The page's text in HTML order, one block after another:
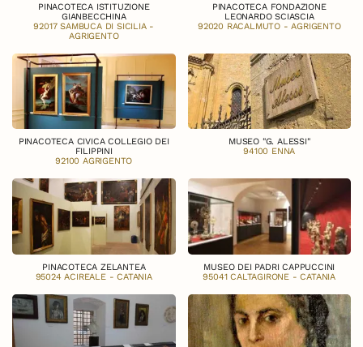
PINACOTECA ISTITUZIONE
GIANBECCHINA
92017 SAMBUCA DI SICILIA -
AGRIGENTO
PINACOTECA FONDAZIONE
LEONARDO SCIASCIA
92020 RACALMUTO - AGRIGENTO
PINACOTECA CIVICA COLLEGIO DEI
FILIPPINI
92100 AGRIGENTO
MUSEO "G. ALESSI"
94100 ENNA
PINACOTECA ZELANTEA
95024 ACIREALE - CATANIA
MUSEO DEI PADRI CAPPUCCINI
95041 CALTAGIRONE - CATANIA